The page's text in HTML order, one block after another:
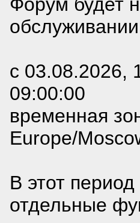
с 03.08.2026,
09:00:00
временная
Europe/
В этот
отдельные
на
для
с